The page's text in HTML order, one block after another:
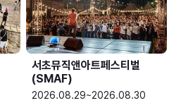
서초뮤직앤아트페스티벌
(SMAF)
2026.08.29~2026.08.30